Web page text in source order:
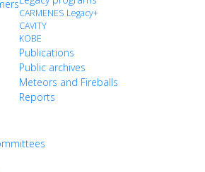
CARMENES Legacy+
CAVITY
KOBE
Publications
Public archives
Meteors and Fireballs
Reports